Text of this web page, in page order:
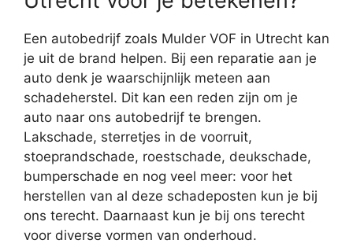
Een autobedrijf zoals Mulder VOF in Utrecht kan
je uit de brand helpen. Bij een reparatie aan je
auto denk je waarschijnlijk meteen aan
schadeherstel. Dit kan een reden zijn om je
auto naar ons autobedrijf te brengen.
Lakschade, sterretjes in de voorruit,
stoeprandschade, roestschade, deukschade,
bumperschade en nog veel meer: voor het
herstellen van al deze schadeposten kun je bij
ons terecht. Daarnaast kun je bij ons terecht
voor diverse vormen van onderhoud.